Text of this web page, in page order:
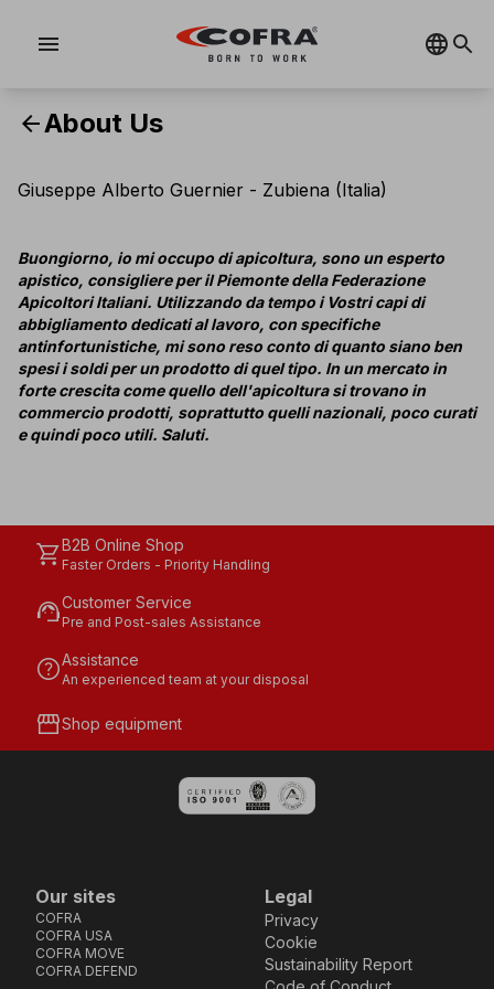
menu
arrow_backAbout Us
Giuseppe Alberto Guernier - Zubiena (Italia)
Buongiorno, io mi occupo di apicoltura, sono un esperto
apistico, consigliere per il Piemonte della Federazione
Apicoltori Italiani. Utilizzando da tempo i Vostri capi di
abbigliamento dedicati al lavoro, con specifiche
antinfortunistiche, mi sono reso conto di quanto siano ben
spesi i soldi per un prodotto di quel tipo. In un mercato in
forte crescita come quello dell'apicoltura si trovano in
commercio prodotti, soprattutto quelli nazionali, poco curati
e quindi poco utili. Saluti.
shopping_cartB2B Online Shop
Faster Orders - Priority Handling
support_agentCustomer Service
Pre and Post-sales Assistance
helpAssistance
An experienced team at your disposal
storefrontShop equipment
Our sites
COFRA
COFRA USA
COFRA MOVE
COFRA DEFEND
Legal
Privacy
Cookie
Sustainability Report